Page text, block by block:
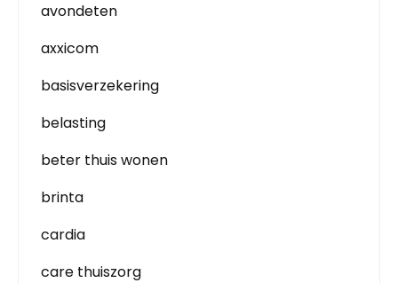
avondeten
axxicom
basisverzekering
belasting
beter thuis wonen
brinta
cardia
care thuiszorg